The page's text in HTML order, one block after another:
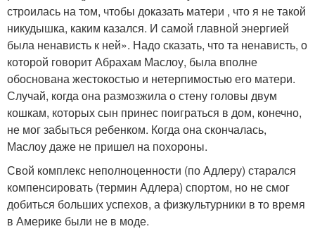
строилась на том, чтобы доказать матери , что я не такой
никудышка, каким казался. И самой главной энергией
была ненависть к ней». Надо сказать, что та ненависть, о
которой говорит Абрахам Маслоу, была вполне
обоснована жестокостью и нетерпимостью его матери.
Случай, когда она размозжила о стену головы двум
кошкам, которых сын принес поиграться в дом, конечно,
не мог забыться ребенком. Когда она скончалась,
Маслоу даже не пришел на похороны.
Свой комплекс неполноценности (по Адлеру) старался
компенсировать (термин Адлера) спортом, но не смог
добиться больших успехов, а физкультурники в то время
в Америке были не в моде.